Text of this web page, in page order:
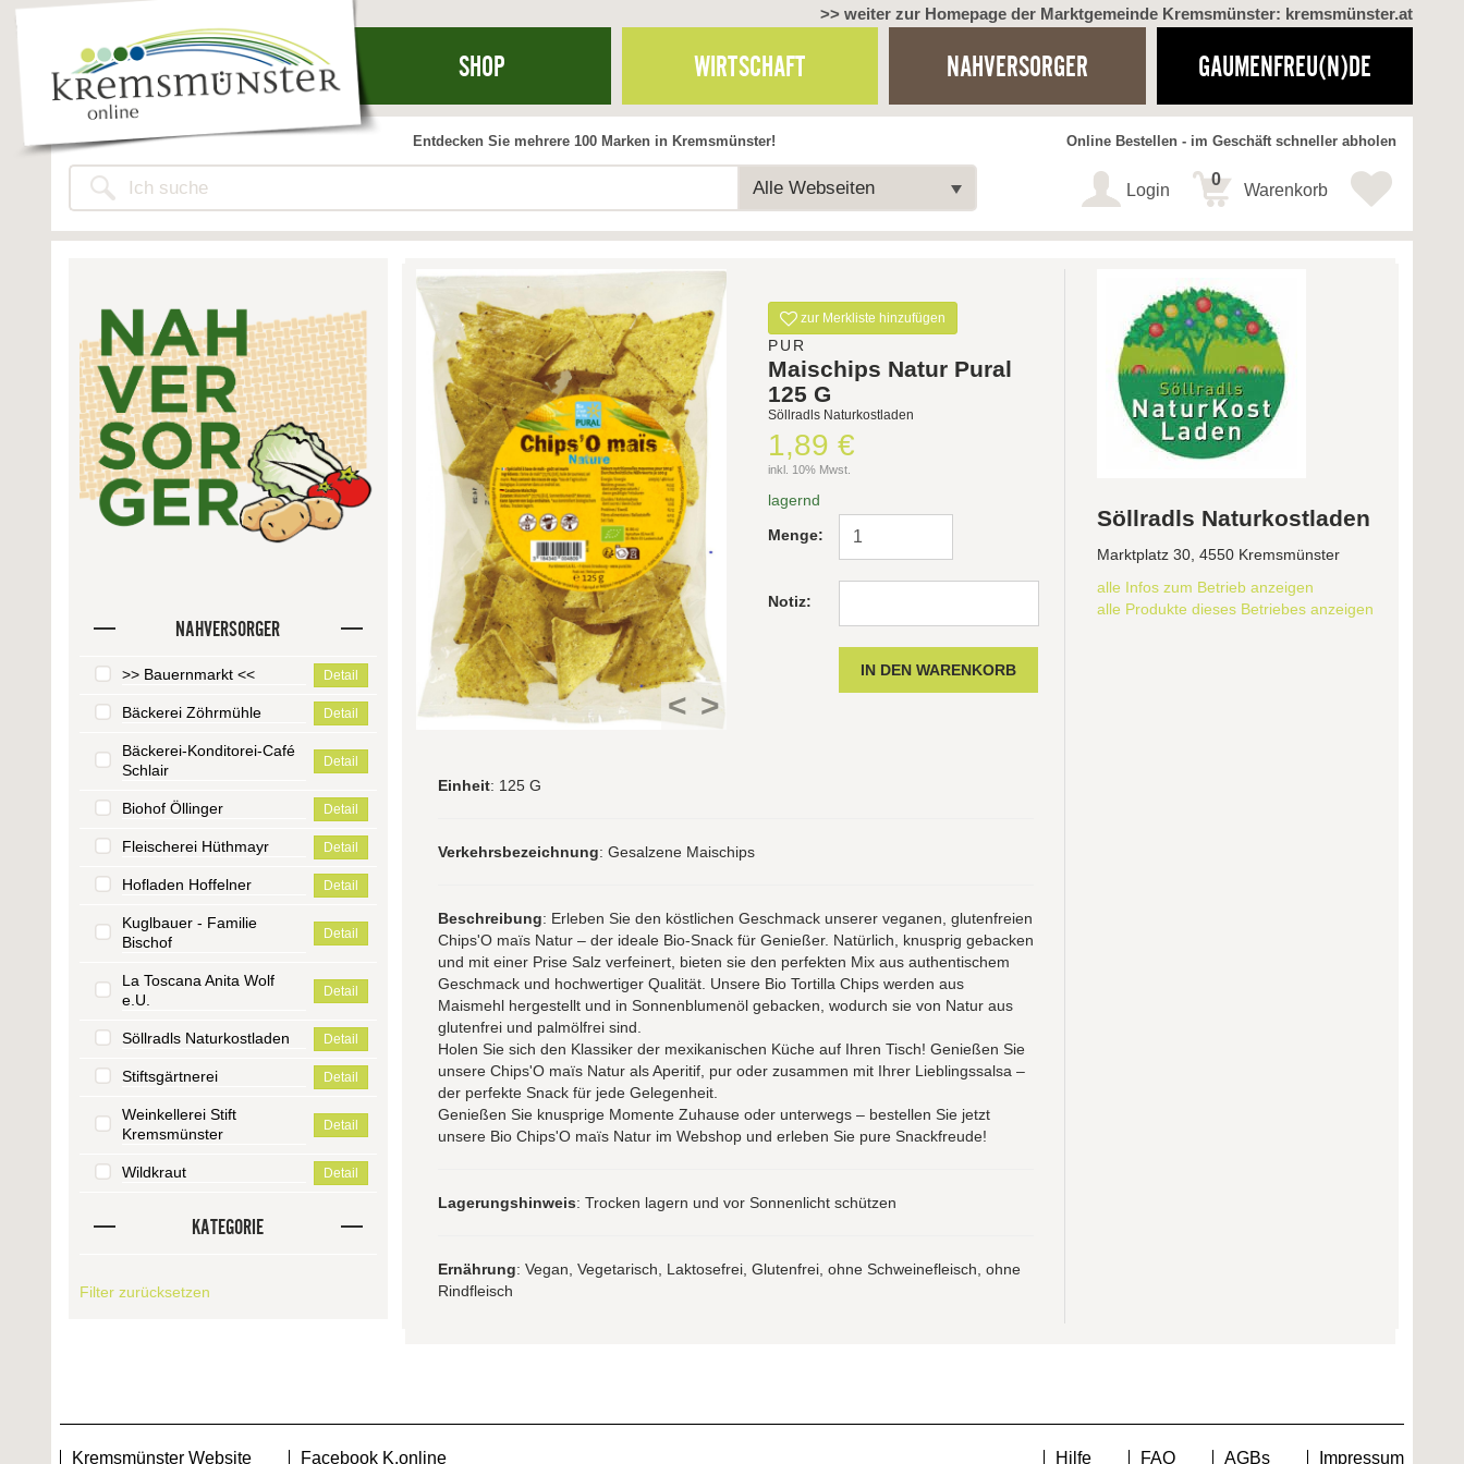
>> weiter zur Homepage der Marktgemeinde Kremsmünster: kremsmünster.at
SHOP WIRTSCHAFT NAHVERSORGER GAUMENFREU(N)DE
Alle Webseiten
Entdecken Sie mehrere 100 Marken in Kremsmünster! Online Bestellen - im Geschäft schneller abholen
Login Warenkorb
0
NAHVERSORGER
>> Bauernmarkt << Detail
Bäckerei Zöhrmühle Detail
Bäckerei-Konditorei-Café
Schlair
Detail
Biohof Öllinger Detail
Fleischerei Hüthmayr Detail
Hofladen Hoffelner Detail
Kuglbauer - Familie
Bischof
Detail
La Toscana Anita Wolf
e.U.
Detail
Söllradls Naturkostladen Detail
Stiftsgärtnerei Detail
Weinkellerei Stift
Kremsmünster
Detail
Wildkraut Detail
KATEGORIE
Filter zurücksetzen
< >
zur Merkliste hinzufügen
PUR
Maischips Natur Pural
125 G
Söllradls Naturkostladen
1,89 €
inkl. 10% Mwst.
lagernd
Menge:
Notiz:
Einheit: 125 G
Verkehrsbezeichnung: Gesalzene Maischips
Beschreibung: Erleben Sie den köstlichen Geschmack unserer veganen, glutenfreien
Chips'O maïs Natur – der ideale Bio-Snack für Genießer. Natürlich, knusprig gebacken
und mit einer Prise Salz verfeinert, bieten sie den perfekten Mix aus authentischem
Geschmack und hochwertiger Qualität. Unsere Bio Tortilla Chips werden aus
Maismehl hergestellt und in Sonnenblumenöl gebacken, wodurch sie von Natur aus
glutenfrei und palmölfrei sind.
Holen Sie sich den Klassiker der mexikanischen Küche auf Ihren Tisch! Genießen Sie
unsere Chips'O maïs Natur als Aperitif, pur oder zusammen mit Ihrer Lieblingssalsa –
der perfekte Snack für jede Gelegenheit.
Genießen Sie knusprige Momente Zuhause oder unterwegs – bestellen Sie jetzt
unsere Bio Chips'O maïs Natur im Webshop und erleben Sie pure Snackfreude!
Lagerungshinweis: Trocken lagern und vor Sonnenlicht schützen
Ernährung: Vegan, Vegetarisch, Laktosefrei, Glutenfrei, ohne Schweinefleisch, ohne
Rindfleisch
Söllradls Naturkostladen
Marktplatz 30, 4550 Kremsmünster
alle Infos zum Betrieb anzeigen
alle Produkte dieses Betriebes anzeigen
Kremsmünster Website Facebook K.online Hilfe FAQ AGBs Impressum